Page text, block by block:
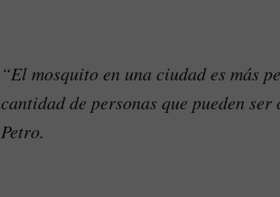
“El mosquito en una ciudad es más
cantidad de personas que pueden
Petro.